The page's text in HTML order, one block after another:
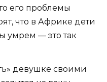
его проблемы
что в Африке дети
умрем — это так
девушке своими